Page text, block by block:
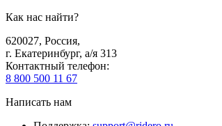
Как нас найти?
620027, Россия,
г. Екатеринбург, а/я 313
Контактный телефон:
8 800 500 11 67
Написать нам